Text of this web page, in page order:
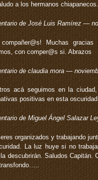
a los hermanos chiapanecos.
de José Luis Ramírez —
compañer@s! Muchas
con comper@s si. Abrazos
de claudia mora —
acá seguimos en la
positivas en esta
de Miguel Ángel Salazar
organizados y trabajando
La luz huye si no
la descubrirán. Saludos Capitán.